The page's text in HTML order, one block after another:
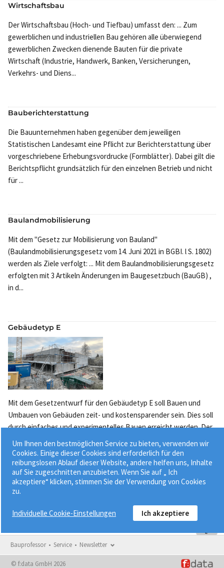
Wirtschaftsbau
Der Wirtschaftsbau (Hoch- und Tiefbau) umfasst den: ... Zum
gewerblichen und industriellen Bau gehören alle überwiegend
gewerblichen Zwecken dienende Bauten für die private
Wirtschaft (Industrie, Handwerk, Banken, Versicherungen,
Verkehrs- und Diens...
Bauberichterstattung
Die Bauunternehmen haben gegenüber dem jeweiligen
Statistischen Landesamt eine Pflicht zur Berichterstattung über
vorgeschriebene Erhebungsvordrucke (Formblätter). Dabei gilt die
Berichtspflicht grundsätzlich für den einzelnen Betrieb und nicht
für ...
Baulandmobilisierung
Mit dem "Gesetz zur Mobilisierung von Bauland"
(Baulandmobilisierungsgesetz vom 14. Juni 2021 in BGBI. l S. 1802)
werden als Ziele verfolgt: ... Mit dem Baulandmobilisierungsgesetz
erfolgten mit 3 Artikeln Änderungen im Baugesetzbuch (BauGB) ,
in d...
Gebäudetyp E
Mit dem Gesetzentwurf für den Gebäudetyp E soll Bauen und
Umbauen von Gebäuden zeit- und kostensparender sein. Dies soll
durch einfaches und experimentelles Bauen erreicht werden. Der
Bundestag hat den Gesetzesentwurf bisher noch nicht
verabschiedet....
Bauprofessor Service Newsletter
© f:data GmbH 2026
Um Ihnen den bestmöglichen Service zu bieten, verwenden wir
Cookies. Einige dieser Cookies sind erforderlich für den
reibungslosen Ablauf dieser Website, andere helfen uns, Inhalte
auf Sie zugeschnitten anzubieten. Wenn Sie auf „ Ich
akzeptiere“ klicken, stimmen Sie der Verwendung von Cookies
zu.
Individuelle Cookie-Einstellungen Ich akzeptiere